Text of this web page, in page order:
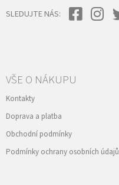
SLEDUJTE NÁS:
VŠE O NÁKUPU
Kontakty
Doprava a platba
Obchodní podmínky
Podmínky ochrany osobních údajů